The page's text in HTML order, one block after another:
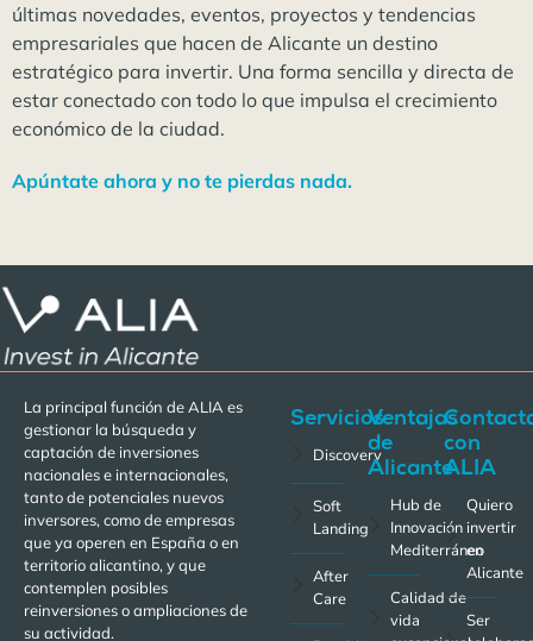
últimas novedades, eventos, proyectos y tendencias
empresariales que hacen de Alicante un destino
estratégico para invertir. Una forma sencilla y directa de
estar conectado con todo lo que impulsa el crecimiento
económico de la ciudad.
Apúntate ahora y no te pierdas nada.
La principal función de ALIA es
gestionar la búsqueda y
captación de inversiones
nacionales e internacionales,
tanto de potenciales nuevos
inversores, como de empresas
que ya operen en España o en
territorio alicantino, y que
contemplen posibles
reinversiones o ampliaciones de
su actividad.
Servicios
Discovery
Soft
Landing
After
Care
Ventajas
de
Alicante
Hub de
Innovación
Mediterráneo
Calidad de
vida
con
ALIA
Quiero
invertir
en
Alicante
Ser